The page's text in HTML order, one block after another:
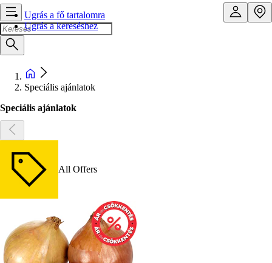
Ugrás a fő tartalomra
Ugrás a kereséshez
Speciális ajánlatok
Speciális ajánlatok
All Offers